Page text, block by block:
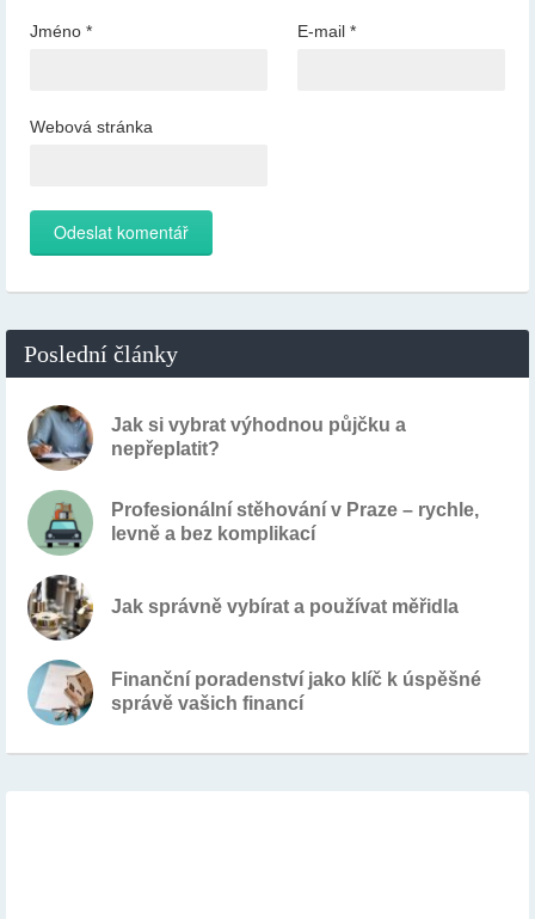
Jméno * E-mail *
Webová stránka
Poslední články
Jak si vybrat výhodnou půjčku a
nepřeplatit?
Profesionální stěhování v Praze – rychle,
levně a bez komplikací
Jak správně vybírat a používat měřidla
Finanční poradenství jako klíč k úspěšné
správě vašich financí